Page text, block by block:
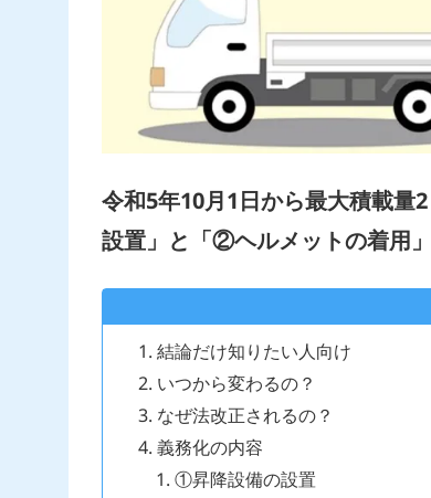
令和5年10月1日から最大積載
設置」と「②ヘルメットの着用
結論だけ知りたい人向け
いつから変わるの？
なぜ法改正されるの？
義務化の内容
①昇降設備の設置